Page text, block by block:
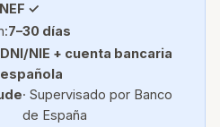
✓
7–30 días
DNI/NIE + cuenta bancaria
española
· Supervisado por Banco
de España